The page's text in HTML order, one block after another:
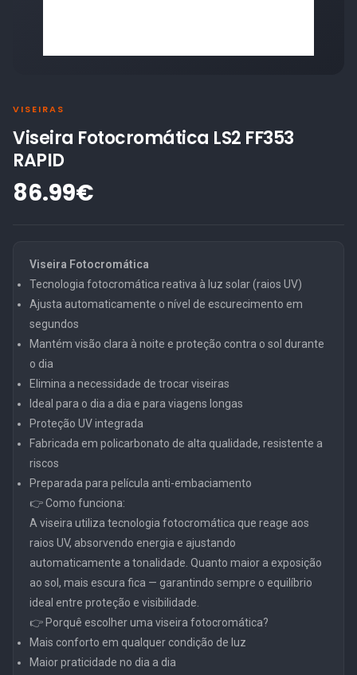
VISEIRAS
Viseira Fotocromática LS2 FF353
RAPID
86.99€
Viseira Fotocromática
Tecnologia fotocromática reativa à luz solar (raios UV)
Ajusta automaticamente o nível de escurecimento em
segundos
Mantém visão clara à noite e proteção contra o sol durante
o dia
Elimina a necessidade de trocar viseiras
Ideal para o dia a dia e para viagens longas
Proteção UV integrada
Fabricada em policarbonato de alta qualidade, resistente a
riscos
Preparada para película anti-embaciamento
👉 Como funciona:
A viseira utiliza tecnologia fotocromática que reage aos
raios UV, absorvendo energia e ajustando
automaticamente a tonalidade. Quanto maior a exposição
ao sol, mais escura fica — garantindo sempre o equilíbrio
ideal entre proteção e visibilidade.
👉 Porquê escolher uma viseira fotocromática?
Mais conforto em qualquer condição de luz
Maior praticidade no dia a dia